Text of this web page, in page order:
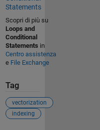
Statements
Scopri di più su
Loops and
Conditional
Statements in
Centro assistenza
e File Exchange
Tag
vectorization
indexing